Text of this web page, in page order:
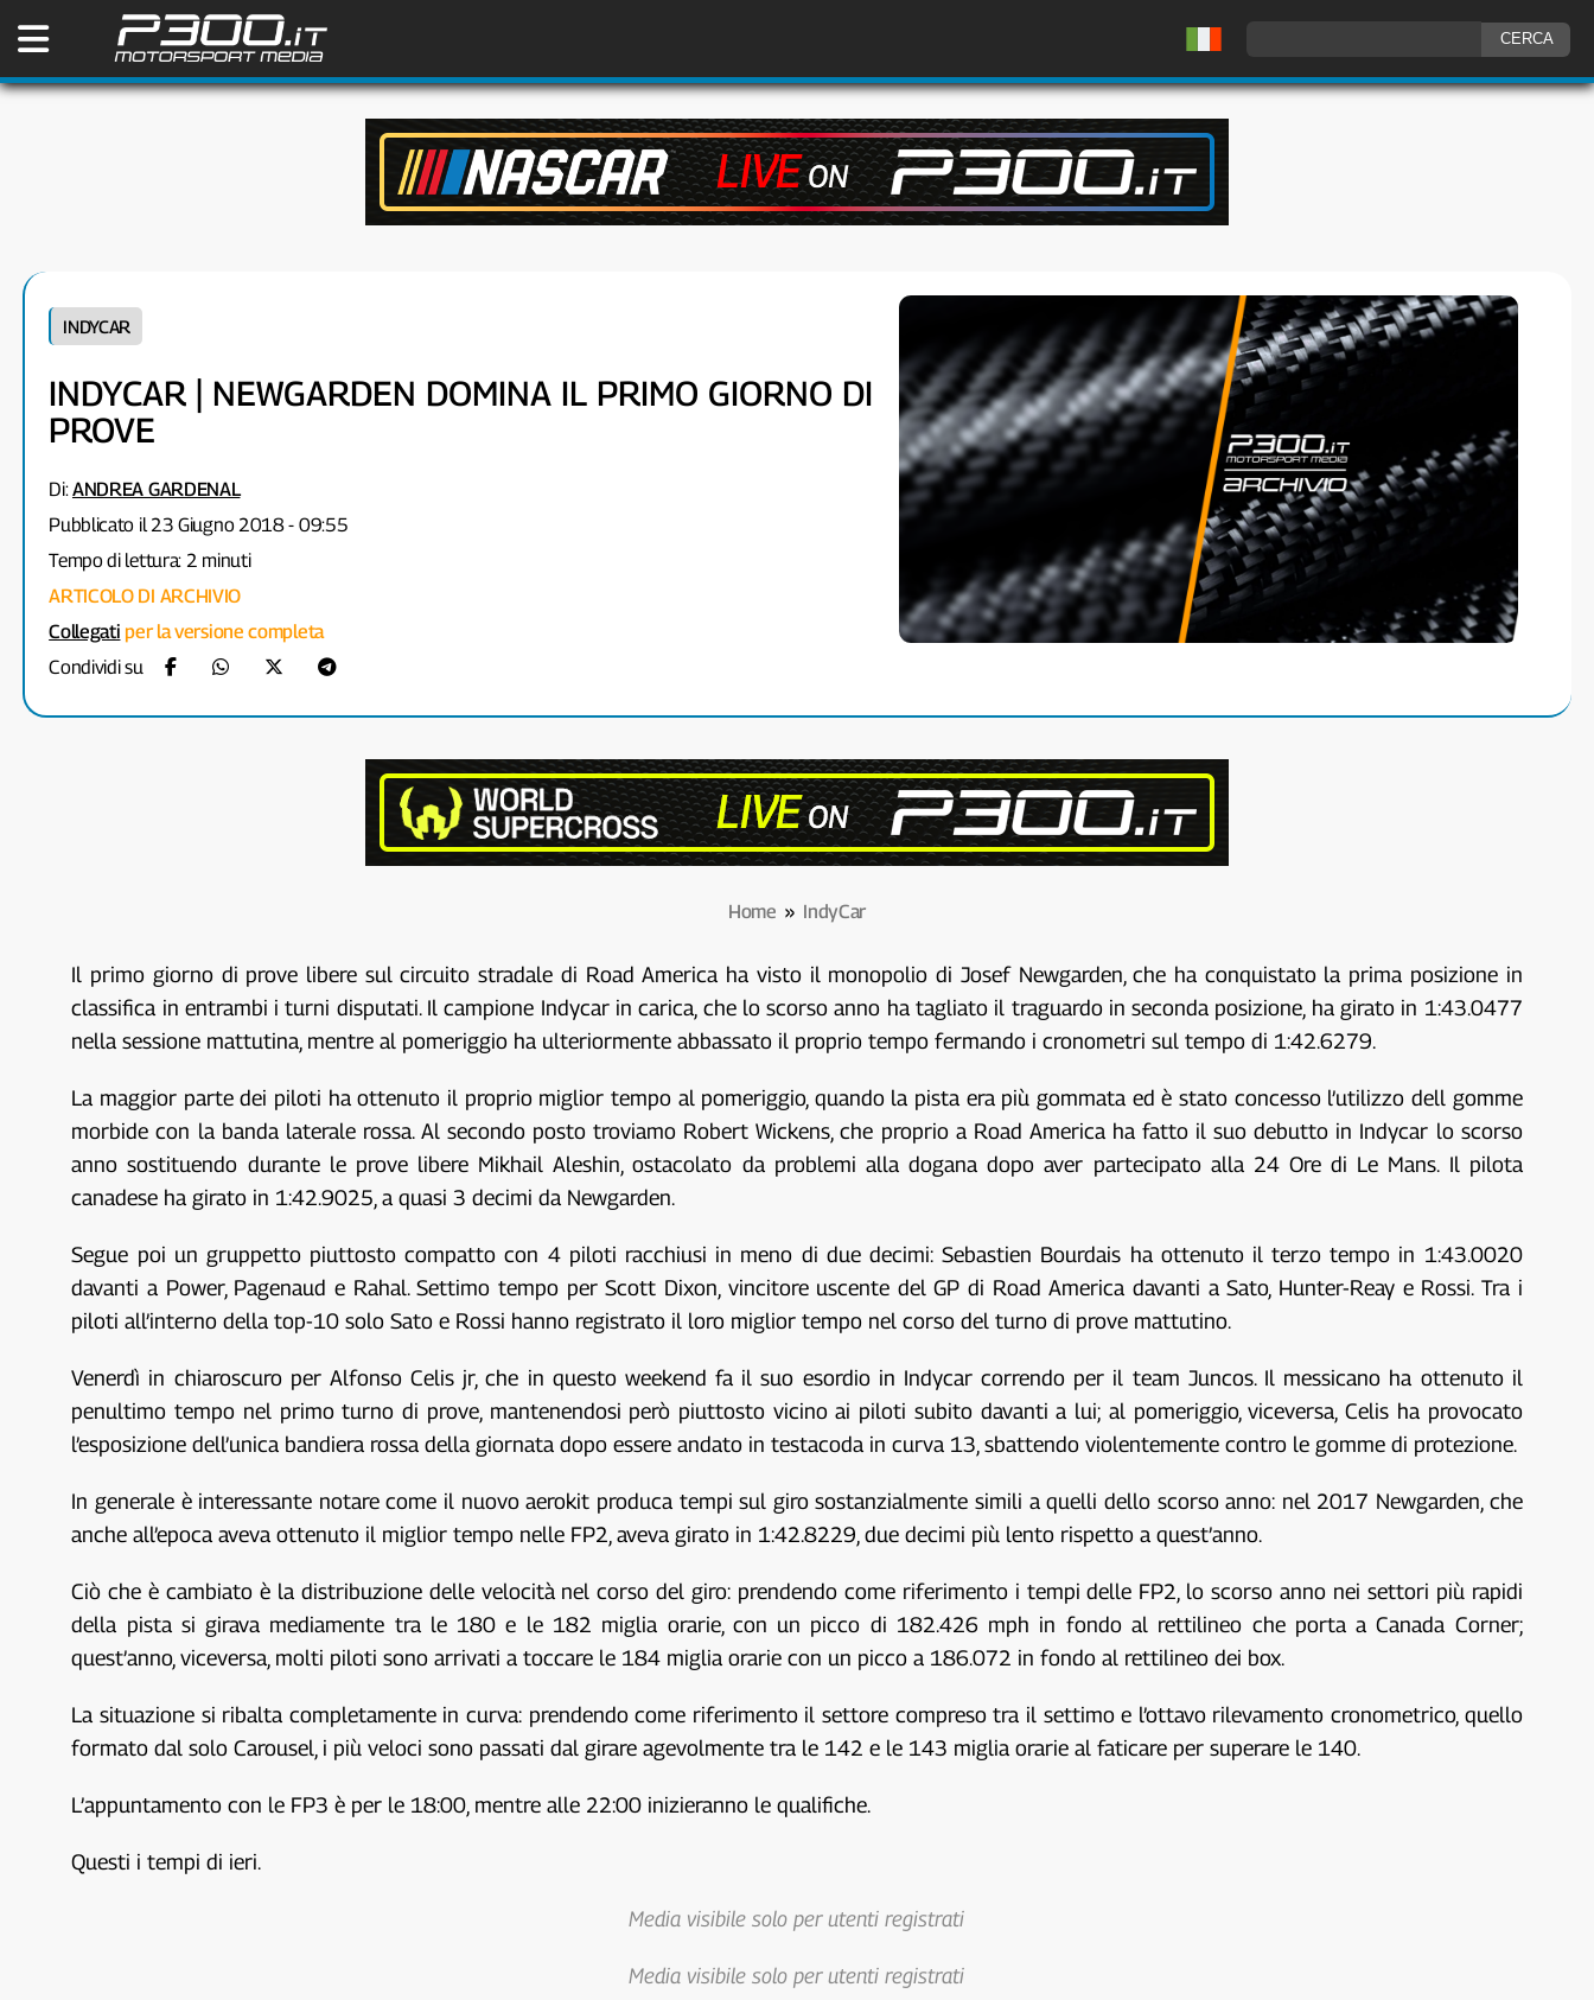
INDYCAR
INDYCAR | NEWGARDEN DOMINA IL PRIMO GIORNO DI
PROVE
Di:ANDREA GARDENAL
Pubblicato il 23 Giugno 2018 - 09:55
Tempo di lettura: 2 minuti
ARTICOLO DI ARCHIVIO
Collegati per la versione completa
Condividi su
Home » IndyCar
Il primo giorno di prove libere sul circuito stradale di Road America ha visto il monopolio di Josef Newgarden, che ha conquistato la prima posizione in
classifica in entrambi i turni disputati. Il campione Indycar in carica, che lo scorso anno ha tagliato il traguardo in seconda posizione, ha girato in 1:43.0477
nella sessione mattutina, mentre al pomeriggio ha ulteriormente abbassato il proprio tempo fermando i cronometri sul tempo di 1:42.6279.
La maggior parte dei piloti ha ottenuto il proprio miglior tempo al pomeriggio, quando la pista era più gommata ed è stato concesso l’utilizzo dell gomme
morbide con la banda laterale rossa. Al secondo posto troviamo Robert Wickens, che proprio a Road America ha fatto il suo debutto in Indycar lo scorso
anno sostituendo durante le prove libere Mikhail Aleshin, ostacolato da problemi alla dogana dopo aver partecipato alla 24 Ore di Le Mans. Il pilota
canadese ha girato in 1:42.9025, a quasi 3 decimi da Newgarden.
Segue poi un gruppetto piuttosto compatto con 4 piloti racchiusi in meno di due decimi: Sebastien Bourdais ha ottenuto il terzo tempo in 1:43.0020
davanti a Power, Pagenaud e Rahal. Settimo tempo per Scott Dixon, vincitore uscente del GP di Road America davanti a Sato, Hunter-Reay e Rossi. Tra i
piloti all’interno della top-10 solo Sato e Rossi hanno registrato il loro miglior tempo nel corso del turno di prove mattutino.
Venerdì in chiaroscuro per Alfonso Celis jr, che in questo weekend fa il suo esordio in Indycar correndo per il team Juncos. Il messicano ha ottenuto il
penultimo tempo nel primo turno di prove, mantenendosi però piuttosto vicino ai piloti subito davanti a lui; al pomeriggio, viceversa, Celis ha provocato
l’esposizione dell’unica bandiera rossa della giornata dopo essere andato in testacoda in curva 13, sbattendo violentemente contro le gomme di protezione.
In generale è interessante notare come il nuovo aerokit produca tempi sul giro sostanzialmente simili a quelli dello scorso anno: nel 2017 Newgarden, che
anche all’epoca aveva ottenuto il miglior tempo nelle FP2, aveva girato in 1:42.8229, due decimi più lento rispetto a quest’anno.
Ciò che è cambiato è la distribuzione delle velocità nel corso del giro: prendendo come riferimento i tempi delle FP2, lo scorso anno nei settori più rapidi
della pista si girava mediamente tra le 180 e le 182 miglia orarie, con un picco di 182.426 mph in fondo al rettilineo che porta a Canada Corner;
quest’anno, viceversa, molti piloti sono arrivati a toccare le 184 miglia orarie con un picco a 186.072 in fondo al rettilineo dei box.
La situazione si ribalta completamente in curva: prendendo come riferimento il settore compreso tra il settimo e l’ottavo rilevamento cronometrico, quello
formato dal solo Carousel, i più veloci sono passati dal girare agevolmente tra le 142 e le 143 miglia orarie al faticare per superare le 140.
L’appuntamento con le FP3 è per le 18:00, mentre alle 22:00 inizieranno le qualifiche.
Questi i tempi di ieri.
Media visibile solo per utenti registrati
Media visibile solo per utenti registrati